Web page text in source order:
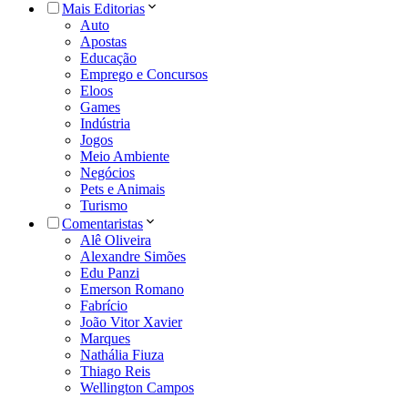
Mais Editorias
Auto
Apostas
Educação
Emprego e Concursos
Eloos
Games
Indústria
Jogos
Meio Ambiente
Negócios
Pets e Animais
Turismo
Comentaristas
Alê Oliveira
Alexandre Simões
Edu Panzi
Emerson Romano
Fabrício
João Vitor Xavier
Marques
Nathália Fiuza
Thiago Reis
Wellington Campos